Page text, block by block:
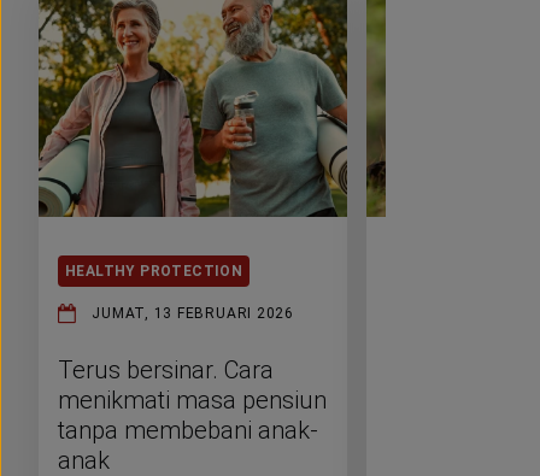
HEALTHY PROTECTION
JUMAT, 13 FEBRUARI 2026
Terus bersinar. Cara
menikmati masa pensiun
tanpa membebani anak-
anak